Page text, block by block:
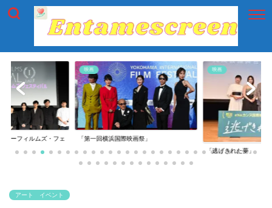
アーフィルムズ・フェ
映画
「第一回横浜国際映画祭」
映画
「逃げきれた夢」
アート イベント